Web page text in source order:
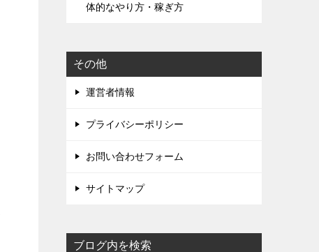
体的なやり方・稼ぎ方
その他
運営者情報
プライバシーポリシー
お問い合わせフォーム
サイトマップ
ブログ内を検索